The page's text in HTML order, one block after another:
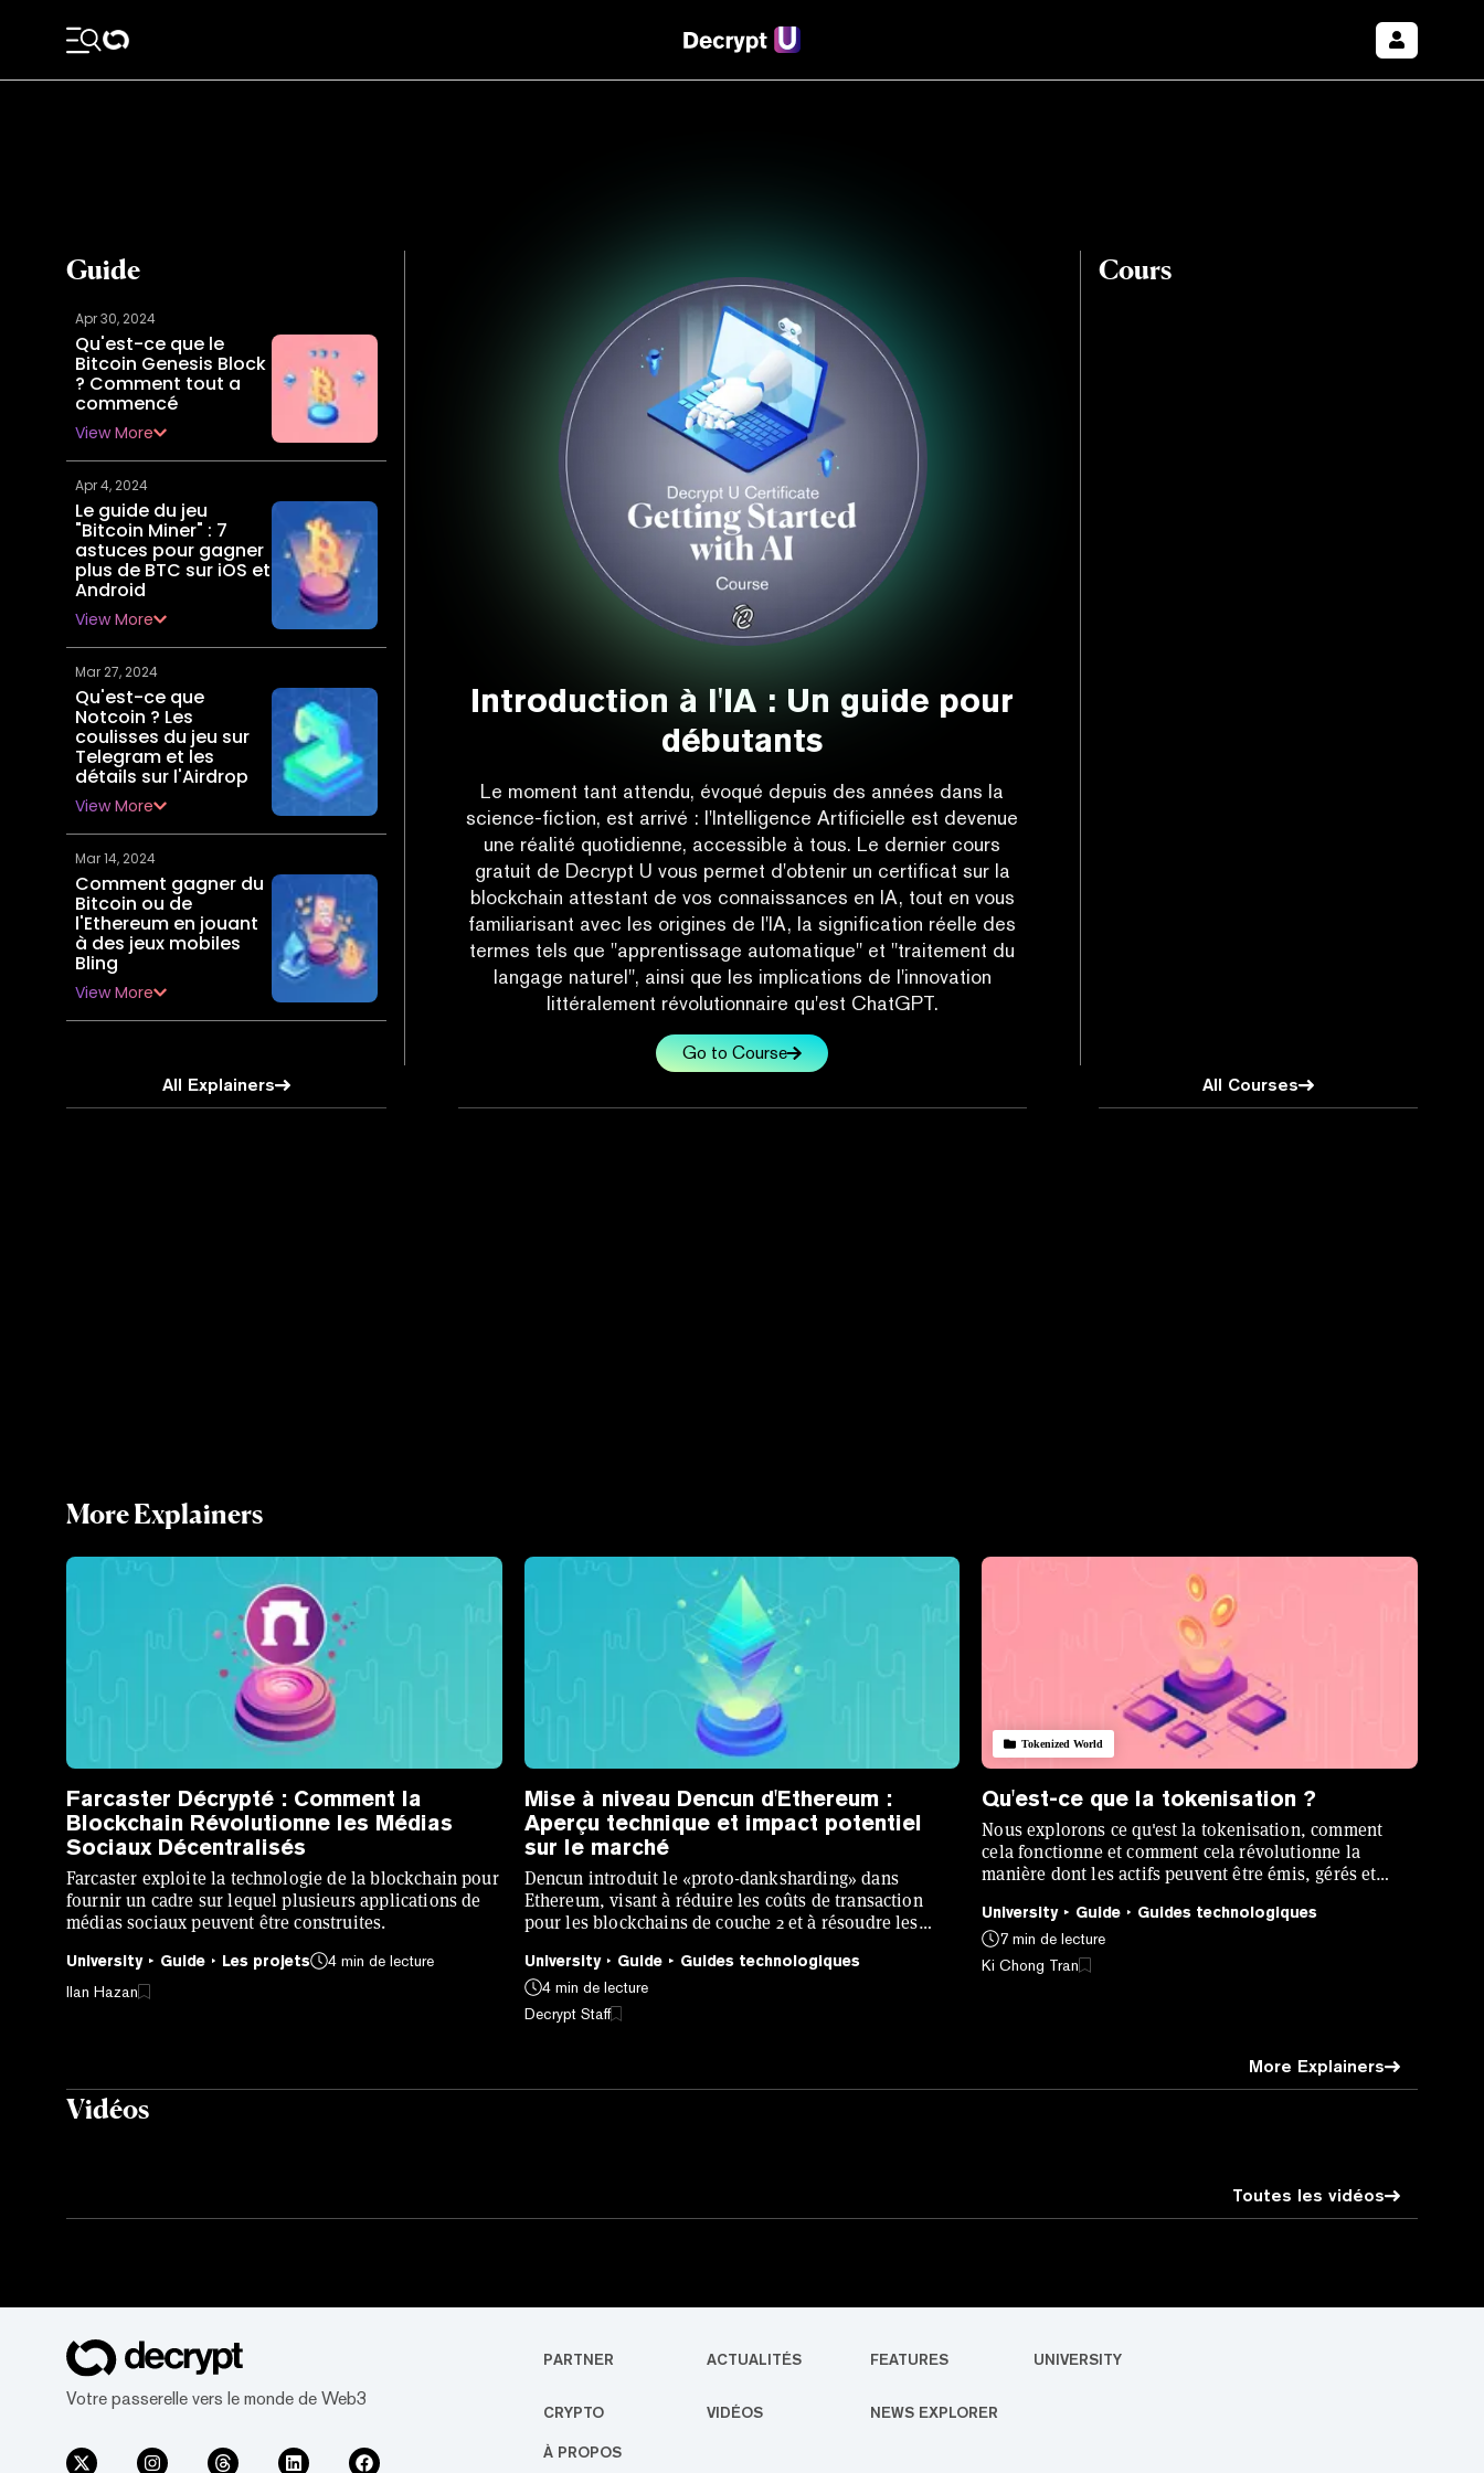
Guide
Apr 30, 2024
Qu'est-ce que le
Bitcoin Genesis Block
? Comment tout a
commencé
View More
Apr 4, 2024
Le guide du jeu
"Bitcoin Miner" : 7
astuces pour gagner
plus de BTC sur iOS et
Android
View More
Mar 27, 2024
Qu'est-ce que
Notcoin ? Les
coulisses du jeu sur
Telegram et les
détails sur l'Airdrop
View More
Mar 14, 2024
Comment gagner du
Bitcoin ou de
l'Ethereum en jouant
à des jeux mobiles
Bling
View More
All Explainers
Introduction à l'IA : Un guide pour
débutants
Le moment tant attendu, évoqué depuis des années dans la
science-fiction, est arrivé : l'Intelligence Artificielle est devenue
une réalité quotidienne, accessible à tous. Le dernier cours
gratuit de Decrypt U vous permet d'obtenir un certificat sur la
blockchain attestant de vos connaissances en IA, tout en vous
familiarisant avec les origines de l'IA, la signification réelle des
termes tels que "apprentissage automatique" et "traitement du
langage naturel", ainsi que les implications de l'innovation
littéralement révolutionnaire qu'est ChatGPT.
Go to Course
Cours
All Courses
More Explainers
Farcaster Décrypté : Comment la
Blockchain Révolutionne les Médias
Sociaux Décentralisés
Farcaster exploite la technologie de la blockchain pour
fournir un cadre sur lequel plusieurs applications de
médias sociaux peuvent être construites.
University Guide Les projets
4 min de lecture
Ilan Hazan
Mise à niveau Dencun d'Ethereum :
Aperçu technique et impact potentiel
sur le marché
Dencun introduit le «proto-danksharding» dans
Ethereum, visant à réduire les coûts de transaction
pour les blockchains de couche 2 et à résoudre les
University Guide
Guides technologiques
4 min de lecture
Decrypt Staff
Tokenized World
Qu'est-ce que la tokenisation ?
Nous explorons ce qu'est la tokenisation, comment
cela fonctionne et comment cela révolutionne la
manière dont les actifs peuvent être émis, gérés et
University Guide
Guides technologiques
7 min de lecture
Ki Chong Tran
More Explainers
Vidéos
Toutes les vidéos
Votre passerelle vers le monde de Web3
PARTNER ACTUALITÉS FEATURES UNIVERSITY
CRYPTO VIDÉOS NEWS EXPLORER
À PROPOS